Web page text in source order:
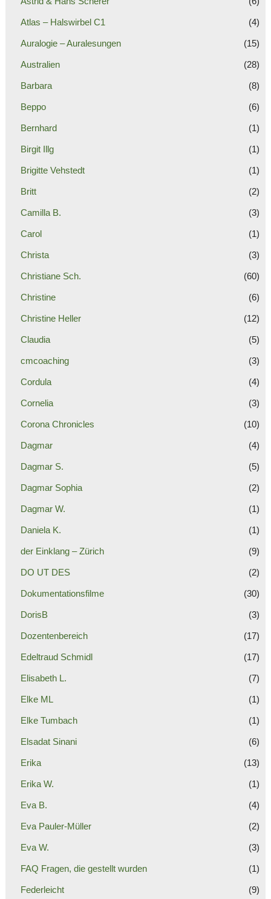
Atlas – Halswirbel C1 (4)
Auralogie – Auralesungen (15)
Australien (28)
Barbara (8)
Beppo (6)
Bernhard (1)
Birgit Illg (1)
Brigitte Vehstedt (1)
Britt (2)
Camilla B. (3)
Carol (1)
Christa (3)
Christiane Sch. (60)
Christine (6)
Christine Heller (12)
Claudia (5)
cmcoaching (3)
Cordula (4)
Cornelia (3)
Corona Chronicles (10)
Dagmar (4)
Dagmar S. (5)
Dagmar Sophia (2)
Dagmar W. (1)
Daniela K. (1)
der Einklang – Zürich (9)
DO UT DES (2)
Dokumentationsfilme (30)
DorisB (3)
Dozentenbereich (17)
Edeltraud Schmidl (17)
Elisabeth L. (7)
Elke ML (1)
Elke Tumbach (1)
Elsadat Sinani (6)
Erika (13)
Erika W. (1)
Eva B. (4)
Eva Pauler-Müller (2)
Eva W. (3)
FAQ Fragen, die gestellt wurden (1)
Federleicht (9)